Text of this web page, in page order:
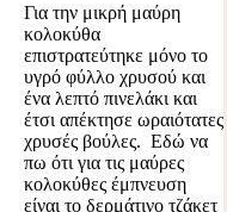
Για την μικρή μαύρη
κολοκύθα
επιστρατεύτηκε μόνο το
υγρό φύλλο χρυσού και
ένα λεπτό πινελάκι και
έτσι απέκτησε ωραιότατες
χρυσές βούλες. Εδώ να
πω ότι για τις μαύρες
κολοκύθες έμπνευση
είναι το δερμάτινο τζάκετ